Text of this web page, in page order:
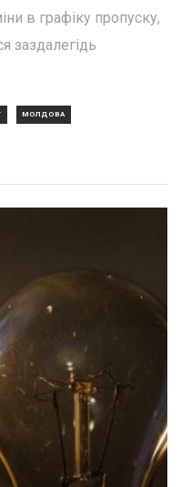
в графіку пропуску,
заздалегідь
МОЛДОВА